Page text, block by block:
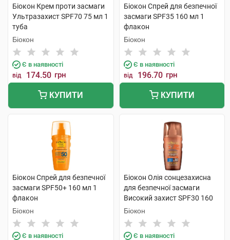
Біокон Крем проти засмаги
Ультразахист SPF70 75 мл 1
туба
Біокон
Є в наявності
від 174.50 грн
КУПИТИ
Біокон Спрей для безпечної
засмаги SPF35 160 мл 1
флакон
Біокон
Є в наявності
від 196.70 грн
КУПИТИ
Біокон Спрей для безпечної
засмаги SPF50+ 160 мл 1
флакон
Біокон
Є в наявності
Біокон Олія сонцезахисна
для безпечної засмаги
Високий захист SPF30 160
мл 1 флакон
Біокон
Є в наявності